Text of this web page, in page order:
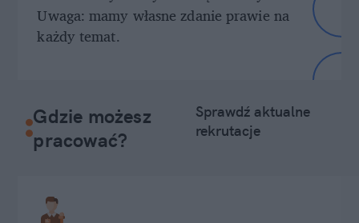
Uwaga: mamy własne zdanie prawie na
każdy temat.
Gdzie możesz
pracować?
Sprawdź aktualne
rekrutacje